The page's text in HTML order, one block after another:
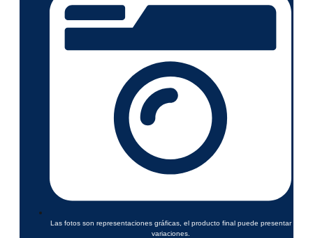
Las fotos son representaciones gráficas, el producto final puede presentar
variaciones.